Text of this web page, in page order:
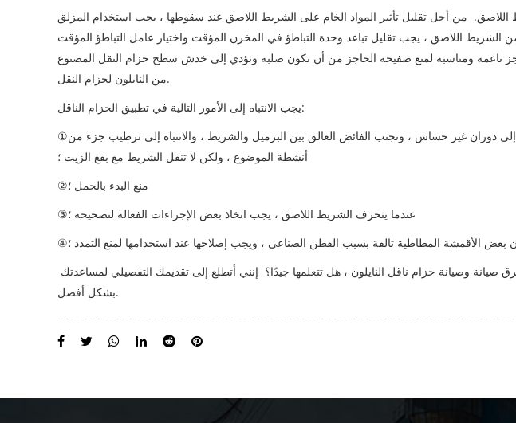
اللاصق. من أجل تقليل تأثير المواد الخام على الشريط اللاصق عند سقوطها ، يجب استخدام المزلق
اللاصق ، يجب تقليل تباعد وحدة التباطؤ في المخزن المؤقت واختيار عامل التباطؤ المؤقت
ناعمة ومناسبة لمنع صفيحة الحاجز من أن تكون صلبة وتؤدي إلى خدش سطح حزام النقل المصنوع
من النايلون لحزام النقل.
يجب الانتباه إلى الأمور التالية في تطبيق الحزام الناقل:
①منع تغطية وحدة التباطؤ العازلة بالمواد الخام ، مما يؤدي إلى دوران غير حساس ، وتجنب الفائض العالق بين البرميل والشريط ، والانتباه إلى ترطيب جزء من
أنشطة الموضوع ، ولكن لا تنقل الشريط مع بقع الزيت ؛
②منع البدء بالحمل ؛
③عندما ينحرف الشريط اللاصق ، يجب اتخاذ بعض الإجراءات الفعالة لتصحيحه ؛
بعض الأقمشة المطاطية تالفة بسبب القطن الصناعي ، ويجب إصلاحها عند استخدامها لمنع التمدد ؛
بشكل أفضل.